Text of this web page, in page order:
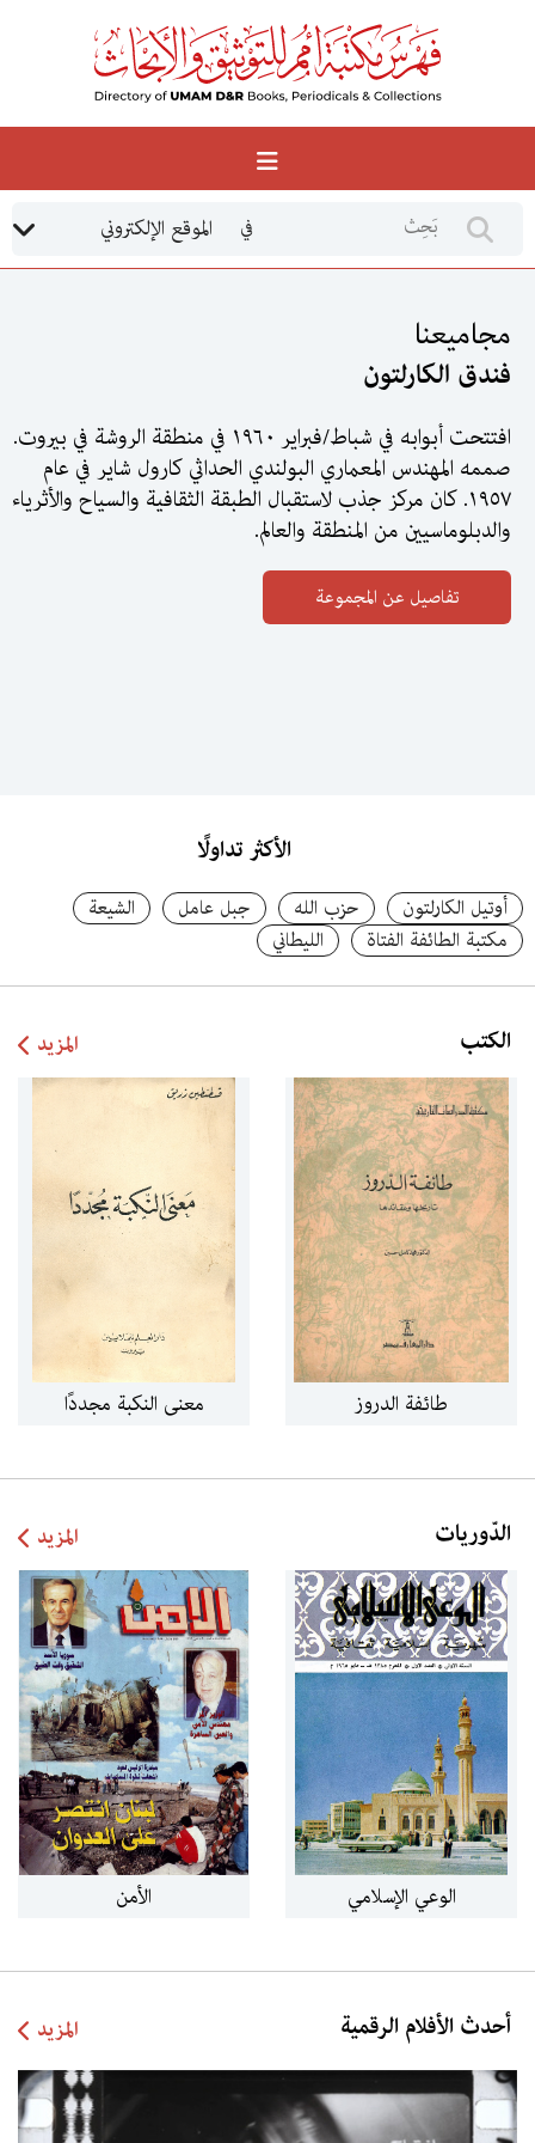
في الموقع الإلكتروني
مجاميعنا
فندق الكارلتون
افتتحت أبوابه في شباط/فبراير ١٩٦٠ في منطقة الروشة في بيروت.
صممه المهندس المعماري البولندي الحداثي كارول شاير في عام
١٩٥٧. كان مركز جذب لاستقبال الطبقة الثقافية والسياح والأثرياء
والدبلوماسيين من المنطقة والعالم.
الأكثر تداولًا
أوتيل الكارلتون حزب الله جبل عامل
الشيعة
مكتبة الطائفة الفتاة
الليطاني
الكتب المزيد
طائفة الدروز معنى النكبة مجددًا
كتاب القصارى حوادث دمشق اليومية
الدّوريات المزيد
الوعي الإسلامي الأمن
أحدث الأفلام الرقمية المزيد